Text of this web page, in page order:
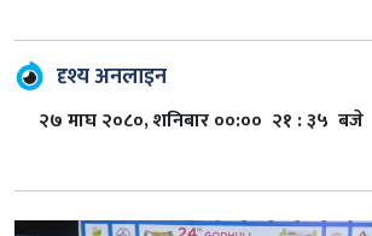
दृश्य अनलाइन
२७ माघ २०८०, शनिबार ००:०० २१ : ३५ बजे